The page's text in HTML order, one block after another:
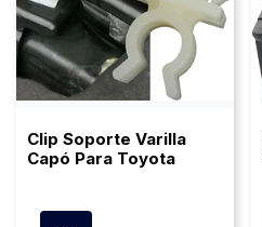
Clip Soporte Varilla
Capó Para Toyota